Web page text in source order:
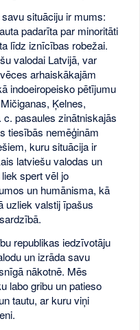
situāciju ir mums:
padarīta par minoritāti
līdz iznīcības robežai.
valodai Latvijā, var
arhaiskākajām
indoeiropeisko pētījumu
Ķelnes,
pasaules zinātniskajās
tiesībās nemēģinām
kuru situācija ir
latviešu valodas un
spert vēl jo
un humānisma, kā
uzliek valstij īpašus
republikas iedzīvotāju
un izrāda savu
nākotnē. Mēs
labo gribu un patieso
tautu, ar kuru viņi